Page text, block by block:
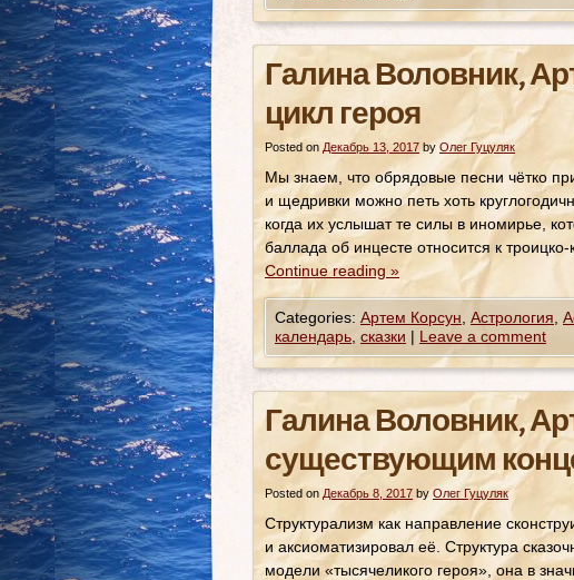
Галина Воловник,
цикл героя
Posted on Декабрь 13, 2017 by Олег Гуцуляк
Мы знаем, что обрядовые песни чётко
и щедривки можно петь хоть
когда их услышат те силы в иномирье,
баллада об инцесте относится к
Continue reading »
Categories: Артем Корсун Астрология
календарь сказки | Leave a comment
Галина Воловник,
существующим
Posted on Декабрь 8, 2017 by Олег Гуцуляк
Структурализм как направление
и аксиоматизировал её. Структура
модели «тысячеликого героя», она в